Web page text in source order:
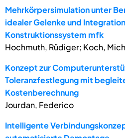
Mehrkörpersimulation unter
idealer Gelenke und
Konstruktionssystem mfk
Hochmuth, Rüdiger; Koch,
Konzept zur
Toleranzfestlegung mit
Kostenberechnung
Jourdan, Federico
Intelligente